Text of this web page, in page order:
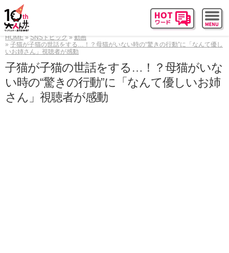
HOME SNSトピック
動画
子猫が子猫の世話をする…！？母猫がいない時の“驚きの行動”に「なんて優し
いお姉さん」視聴者が感動
子猫が子猫の世話をする…！？母猫がいな
い時の“驚きの行動”に「なんて優しいお姉
さん」視聴者が感動